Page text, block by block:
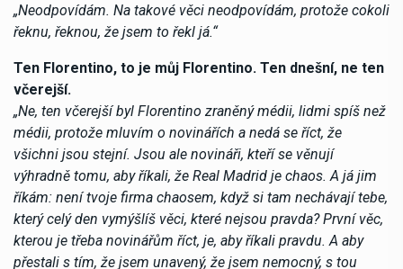
„Neodpovídám. Na takové věci neodpovídám, protože cokoli
řeknu, řeknou, že jsem to řekl já.“
Ten Florentino, to je můj Florentino. Ten dnešní, ne ten
včerejší.
„Ne, ten včerejší byl Florentino zraněný médii, lidmi spíš než
médii, protože mluvím o novinářích a nedá se říct, že
všichni jsou stejní. Jsou ale novináři, kteří se věnují
výhradně tomu, aby říkali, že Real Madrid je chaos. A já jim
říkám: není tvoje firma chaosem, když si tam nechávají tebe,
který celý den vymýšlíš věci, které nejsou pravda? První věc,
kterou je třeba novinářům říct, je, aby říkali pravdu. A aby
přestali s tím, že jsem unavený, že jsem nemocný, s tou